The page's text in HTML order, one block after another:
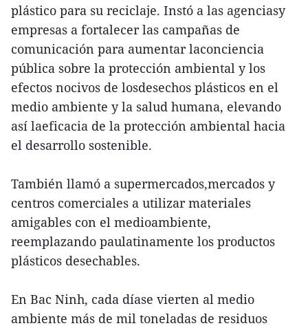
plástico para su reciclaje. Instó a las agenciasy
empresas a fortalecer las campañas de
comunicación para aumentar laconciencia
pública sobre la protección ambiental y los
efectos nocivos de losdesechos plásticos en el
medio ambiente y la salud humana, elevando
así laeficacia de la protección ambiental hacia
el desarrollo sostenible.
También llamó a supermercados,mercados y
centros comerciales a utilizar materiales
amigables con el medioambiente,
reemplazando paulatinamente los productos
plásticos desechables.
En Bac Ninh, cada díase vierten al medio
ambiente más de mil toneladas de residuos